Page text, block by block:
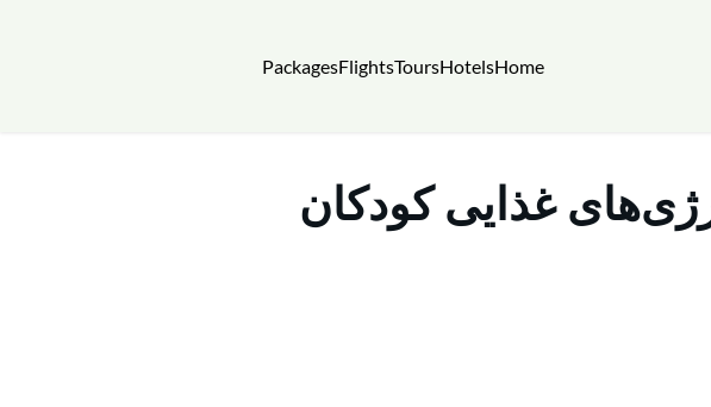
Home
Hotels
Tours
Flights
Packages
غذایی کودکان